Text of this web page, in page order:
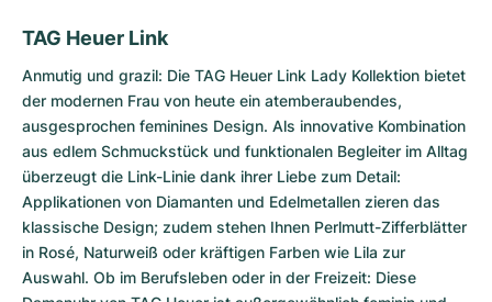
TAG Heuer Link
Anmutig und grazil: Die TAG Heuer Link Lady Kollektion bietet
der modernen Frau von heute ein atemberaubendes,
ausgesprochen feminines Design. Als innovative Kombination
aus edlem Schmuckstück und funktionalen Begleiter im Alltag
überzeugt die Link-Linie dank ihrer Liebe zum Detail:
Applikationen von Diamanten und Edelmetallen zieren das
klassische Design; zudem stehen Ihnen Perlmutt-Zifferblätter
in Rosé, Naturweiß oder kräftigen Farben wie Lila zur
Auswahl. Ob im Berufsleben oder in der Freizeit: Diese